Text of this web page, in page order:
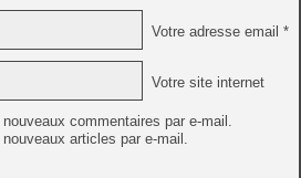
Votre adresse email *
Votre site internet
commentaires par e-mail.
articles par e-mail.